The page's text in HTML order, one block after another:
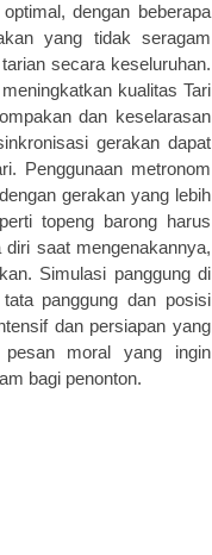
dengan beberapa
yang tidak seragam
secara keseluruhan.
kualitas Tari
dan keselarasan
gerakan dapat
Penggunaan metronom
gerakan yang lebih
topeng barong harus
saat mengenakannya,
Simulasi panggung di
panggung dan posisi
dan persiapan yang
moral yang ingin
bagi penonton.